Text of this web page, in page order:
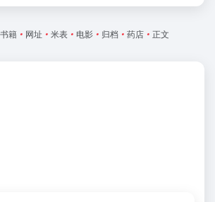
书籍 • 网址 • 米表 • 电影 • 归档 • 药店 • 正文